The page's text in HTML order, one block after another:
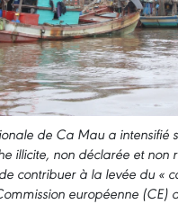
de Ca Mau a intensifié
illicite, non déclarée et non
contribuer à la levée du «
européenne (CE)